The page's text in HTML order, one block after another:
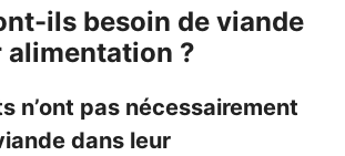
ils besoin de viande
alimentation ?
n’ont pas nécessairement
dans leur